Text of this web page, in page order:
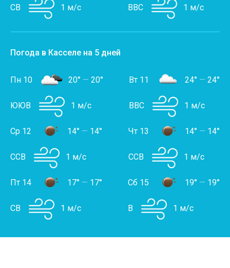
СВ 1 м/с ВВС 1 м/с
Погода в Касселе на 5 дней
Пн 10 20° — 20°
ЮЮВ 1 м/с
Вт 11 24° — 24°
ВВС 1 м/с
Ср 12 14° — 14°
ССВ 1 м/с
Чт 13 14° — 14°
ССВ 1 м/с
Пт 14 17° — 17°
СВ 1 м/с
Сб 15 19° — 19°
В 1 м/с